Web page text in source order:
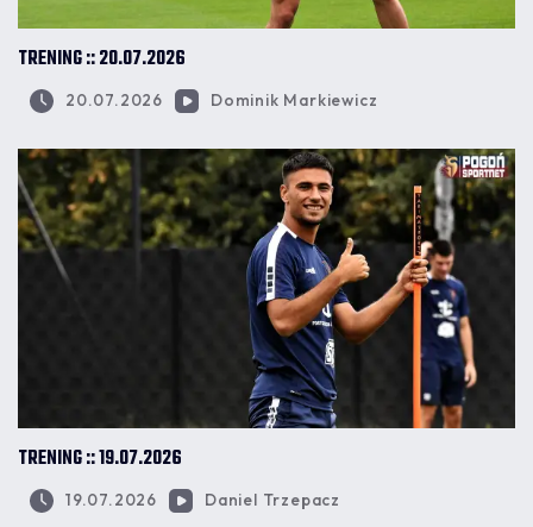
TRENING :: 20.07.2026
20.07.2026 Dominik Markiewicz
TRENING :: 19.07.2026
19.07.2026 Daniel Trzepacz